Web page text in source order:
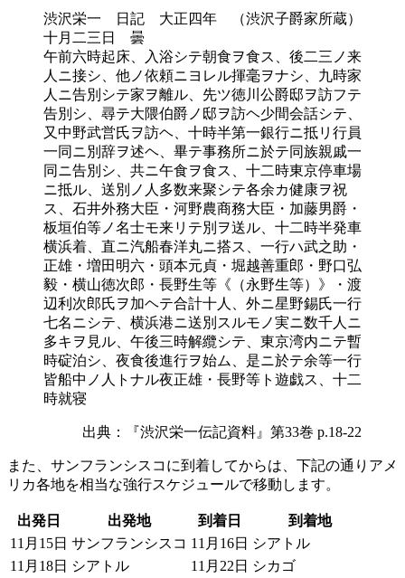
渋沢栄一 日記 大正四年 （渋沢子爵家所蔵）
十月二三日 曇
午前六時起床、入浴シテ朝食ヲ食ス、後二三ノ来
人ニ接シ、他ノ依頼ニヨレル揮毫ヲナシ、九時家
人ニ告別シテ家ヲ離ル、先ツ徳川公爵邸ヲ訪フテ
告別シ、尋テ大隈伯爵ノ邸ヲ訪ヘ少間会話シテ、
又中野武営氏ヲ訪ヘ、十時半第一銀行ニ抵リ行員
一同ニ別辞ヲ述ヘ、畢テ事務所ニ於テ同族親戚一
同ニ告別シ、共ニ午食ヲ食ス、十二時東京停車場
ニ抵ル、送別ノ人多数来聚シテ各余カ健康ヲ祝
ス、石井外務大臣・河野農商務大臣・加藤男爵・
板垣伯等ノ名士モ来リテ別ヲ送ル、十二時半発車
横浜着、直ニ汽船春洋丸ニ搭ス、一行ハ武之助・
正雄・増田明六・頭本元貞・堀越善重郎・野口弘
毅・横山徳次郎・長野生等《（永野生等）》・渡
辺利次郎氏ヲ加ヘテ合計十人、外ニ星野錫氏一行
七名ニシテ、横浜港ニ送別スルモノ実ニ数千人ニ
多キヲ見ル、午後三時解纜シテ、東京湾内ニテ暫
時碇泊シ、夜食後進行ヲ始ム、是ニ於テ余等一行
皆船中ノ人トナル夜正雄・長野等ト遊戯ス、十二
時就寝
出典：『渋沢栄一伝記資料』第33巻 p.18-22
また、サンフランシスコに到着してからは、下記の通りアメ
リカ各地を相当な強行スケジュールで移動します。
出発日 出発地 到着日
到着地
11月15日 サンフランシスコ 11月16日 シアトル
11月18日 シアトル 11月22日 シカゴ